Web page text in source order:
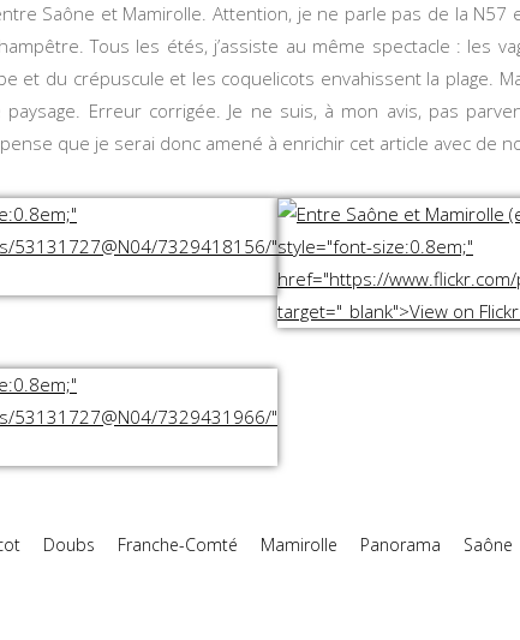
Saône et Mamirolle. Attention, je ne parle pas de la N57
Tous les étés, j’assiste au même spectacle : les
et du crépuscule et les coquelicots envahissent la plage.
Erreur corrigée. Je ne suis, à mon avis, pas
pense que je serai donc amené à enrichir cet article avec de
Doubs Franche-Comté Mamirolle Panorama Saône